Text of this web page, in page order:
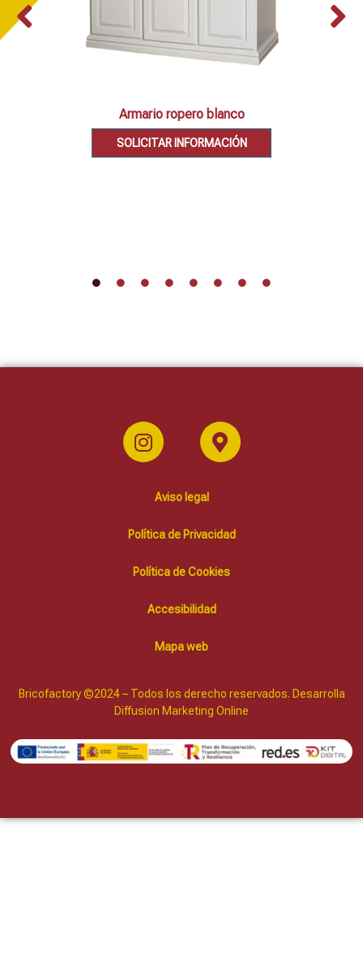
Armario ropero blanco
SOLICITAR INFORMACIÓN
Aviso legal
Política de Privacidad
Política de Cookies
Accesibilidad
Mapa web
Bricofactory ©2024 – Todos los derecho reservados. Desarrolla
Diffusion Marketing Online